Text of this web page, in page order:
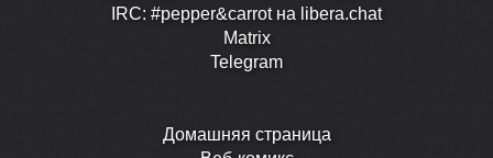
IRC: #pepper&carrot на libera.chat
Matrix
Telegram
Домашняя страница